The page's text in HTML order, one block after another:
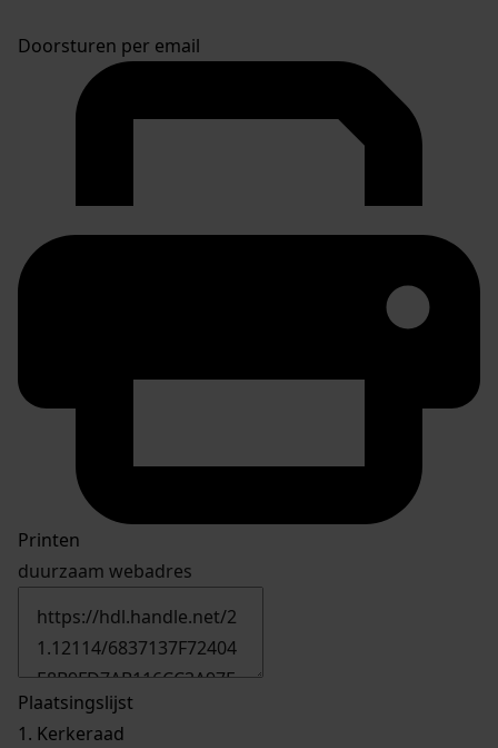
Doorsturen per email
Printen
duurzaam webadres
Plaatsingslijst
1. Kerkeraad